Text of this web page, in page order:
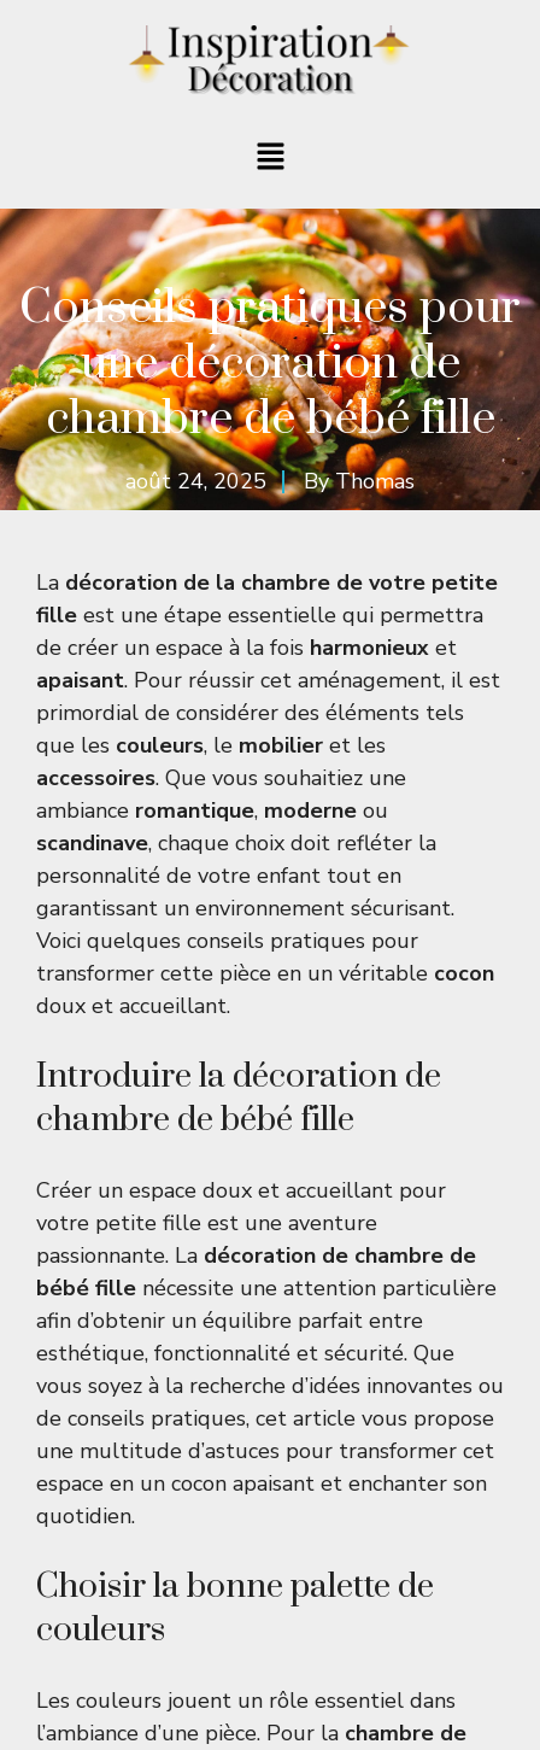
Conseils pratiques pour
une décoration de
chambre de bébé fille
août 24, 2025 ByThomas
La décoration de la chambre de votre petite
fille est une étape essentielle qui permettra
de créer un espace à la fois harmonieux et
apaisant. Pour réussir cet aménagement, il est
primordial de considérer des éléments tels
que les couleurs, le mobilier et les
accessoires. Que vous souhaitiez une
ambiance romantique, moderne ou
scandinave, chaque choix doit refléter la
personnalité de votre enfant tout en
garantissant un environnement sécurisant.
Voici quelques conseils pratiques pour
transformer cette pièce en un véritable cocon
doux et accueillant.
Introduire la décoration de
chambre de bébé fille
Créer un espace doux et accueillant pour
votre petite fille est une aventure
passionnante. La décoration de chambre de
bébé fille nécessite une attention particulière
afin d’obtenir un équilibre parfait entre
esthétique, fonctionnalité et sécurité. Que
vous soyez à la recherche d’idées innovantes ou
de conseils pratiques, cet article vous propose
une multitude d’astuces pour transformer cet
espace en un cocon apaisant et enchanter son
quotidien.
Choisir la bonne palette de
couleurs
Les couleurs jouent un rôle essentiel dans
l’ambiance d’une pièce. Pour la chambre de